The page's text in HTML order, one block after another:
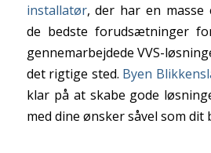
installatør, der har en masse
de bedste forudsætninger
gennemarbejdede VVS-
det rigtige sted. Byen
klar på at skabe gode
med dine ønsker såvel som dit